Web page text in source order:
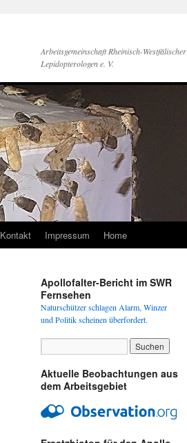
Arbeitsgemeinschaft Rheinisch-Westfälischer
Lepidopterologen e. V.
Kontakt Impressum Home
Apollofalter-Bericht im SWR
Fernsehen
Naturschützer schlagen Alarm, Winzer
und Politik scheinen überfordert.
Aktuelle Beobachtungen aus
dem Arbeitsgebiet